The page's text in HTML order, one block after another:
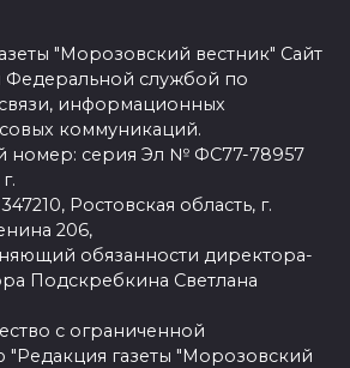
"Морозовский вестник" Сайт
Федеральной службой по
информационных
коммуникаций.
номер: серия Эл № ФС77-78957
Ростовская область, г.
206,
обязанности директора-
Подскребкина Светлана
с ограниченной
"Редакция газеты "Морозовский